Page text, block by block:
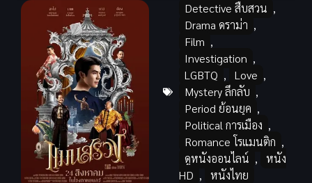
Detective สืบสวน ,
Drama ดราม่า ,
Film ,
Investigation ,
LGBTQ , Love ,
Mystery ลึกลับ ,
Period ย้อนยุค ,
Political การเมือง ,
Romance โรแมนติก ,
ดูหนังออนไลน์ ,
หนัง
HD , หนังไทย